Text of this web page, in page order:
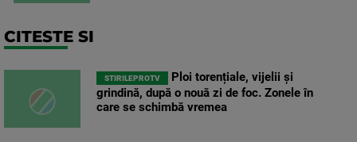
CITESTE SI
STIRILEPROTV
Ploi torențiale, vijelii și
grindină, după o nouă zi de foc. Zonele în
care se schimbă vremea